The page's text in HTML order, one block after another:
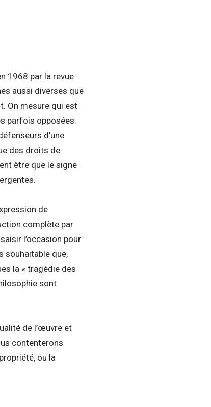
1968 par la revue
aussi diverses que
On mesure qui est
parfois opposées.
d’une
des droits de
être que le signe
de
complète par
l’occasion pour
souhaitable que,
la « tragédie des
sont
de l’œuvre et
contenterons
ou la